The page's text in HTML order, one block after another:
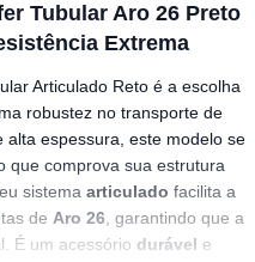
Tubular Aro 26 Preto
Extrema
Articulado Reto é a escolha
robustez no transporte de
alta espessura, este modelo se
que comprova sua estrutura
sistema articulado facilita a
de Aro 26 , garantindo que a
É um acessório durável e